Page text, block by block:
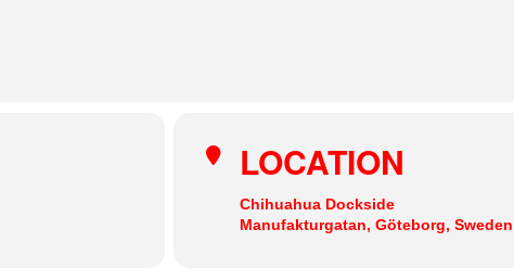
LOCATION
Chihuahua Dockside
Manufakturgatan, Göteborg, Sweden